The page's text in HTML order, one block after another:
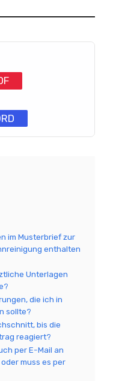
im Musterbrief zur
enthalten
Unterlagen
die ich in
sollte?
bis die
reagiert?
per E-Mail an
muss es per